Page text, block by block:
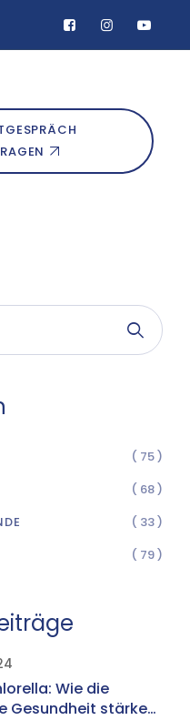
( 75 )
( 68 )
( 33 )
( 79 )
Wie die
Gesundheit stärken